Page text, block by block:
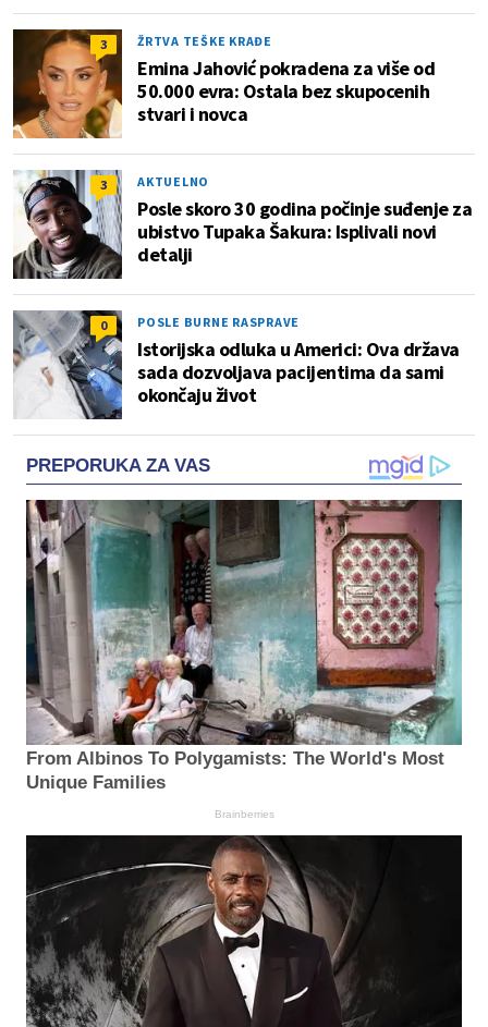
3 ŽRTVA TEŠKE KRAĐE
Emina Jahović pokradena za više od
50.000 evra: Ostala bez skupocenih
stvari i novca
3 AKTUELNO
Posle skoro 30 godina počinje suđenje za
ubistvo Tupaka Šakura: Isplivali novi
detalji
0 POSLE BURNE RASPRAVE
Istorijska odluka u Americi: Ova država
sada dozvoljava pacijentima da sami
okončaju život
PREPORUKA ZA VAS
From Albinos To Polygamists: The World's Most
Unique Families
Brainberries